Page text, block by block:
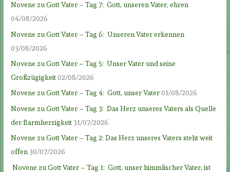
Novene zu Gott Vater – Tag 7: Gott, unseren Vater, ehren
04/08/2026
Novene zu Gott Vater – Tag 6: Unseren Vater erkennen
03/08/2026
Novene zu Gott Vater – Tag 5: Unser Vater und seine
Großzügigkeit02/08/2026
Novene zu Gott Vater – Tag 4: Gott, unser Vater01/08/2026
Novene zu Gott Vater – Tag 3: Das Herz unseres Vaters als Quelle
der Barmherzigkeit 31/07/2026
Novene zu Gott Vater – Tag 2: Das Herz unseres Vaters steht weit
offen 30/07/2026
Novene zu Gott Vater – Tag 1: Gott, unser himmlischer Vater, ist